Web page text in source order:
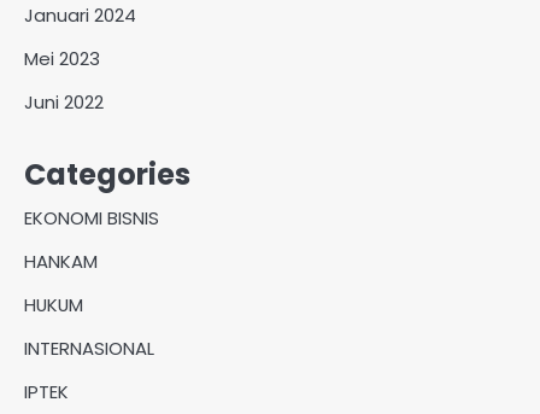
Januari 2024
Mei 2023
Juni 2022
Categories
EKONOMI BISNIS
HANKAM
HUKUM
INTERNASIONAL
IPTEK